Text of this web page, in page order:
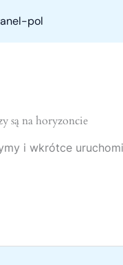
są na horyzoncie
i wkrótce